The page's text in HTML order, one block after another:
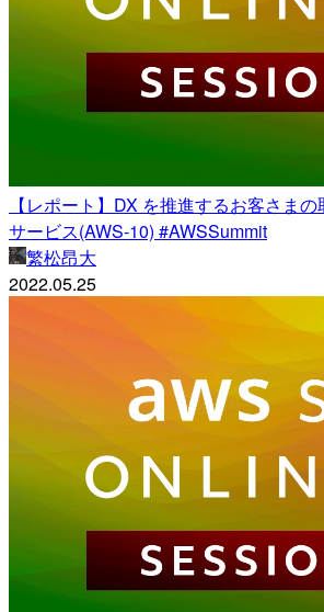
【レポート】DX を推進するお客さま
サービス(AWS-10) #AWSSummit
繁松昂大
2022.05.25